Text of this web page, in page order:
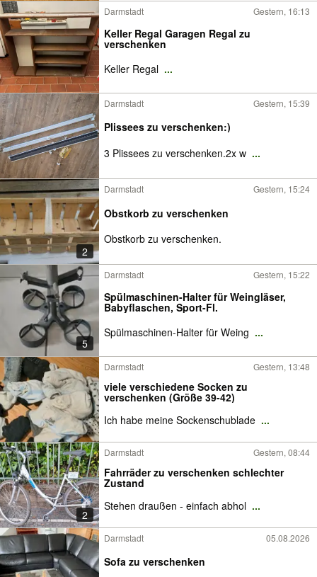
Darmstadt Gestern, 16:13
Keller Regal Garagen Regal zu
verschenken
Keller Regal ...
Darmstadt Gestern, 15:39
Plissees zu verschenken:)
3 Plissees zu verschenken.2x w ...
2
Darmstadt Gestern, 15:24
Obstkorb zu verschenken
Obstkorb zu verschenken.
5
Darmstadt Gestern, 15:22
Spülmaschinen-Halter für Weingläser,
Babyflaschen, Sport-Fl.
Spülmaschinen-Halter für Weing ...
Darmstadt Gestern, 13:48
viele verschiedene Socken zu
verschenken (Größe 39-42)
Ich habe meine Sockenschublade ...
2
Darmstadt Gestern, 08:44
Fahrräder zu verschenken schlechter
Zustand
Stehen draußen - einfach abhol ...
Darmstadt 05.08.2026
Sofa zu verschenken